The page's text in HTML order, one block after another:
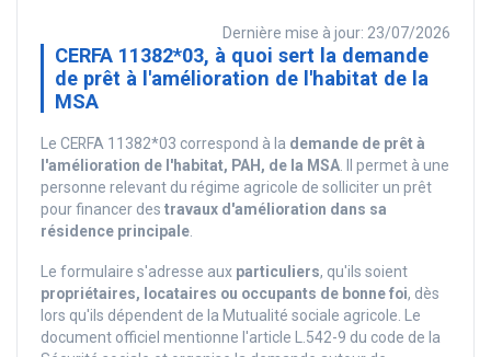
Dernière mise à jour: 23/07/2026
CERFA 11382*03, à quoi sert la demande
de prêt à l'amélioration de l'habitat de la
MSA
Le CERFA 11382*03 correspond à la demande de prêt à
l'amélioration de l'habitat, PAH, de la MSA. Il permet à une
personne relevant du régime agricole de solliciter un prêt
pour financer destravaux d'amélioration dans sa
résidence principale.
Le formulaire s'adresse aux particuliers, qu'ils soient
propriétaires, locataires ou occupants de bonne foi, dès
lors qu'ils dépendent de la Mutualité sociale agricole. Le
document officiel mentionne l'article L.542-9 du code de la